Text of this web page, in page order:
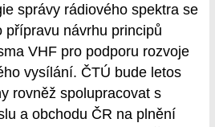
správy rádiového spektra se
přípravu návrhu principů
VHF pro podporu rozvoje
vysílání. ČTÚ bude letos
rovněž spolupracovat s
a obchodu ČR na plnění